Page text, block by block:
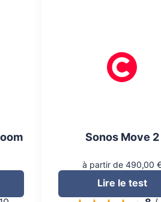
Sonos Move 2
à partir de 490,00
Lire le test